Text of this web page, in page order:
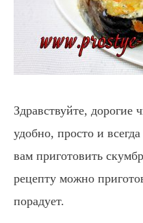
Здравствуйте, дорогие
удобно, просто и
вам приготовить
рецепту можно
порадует.